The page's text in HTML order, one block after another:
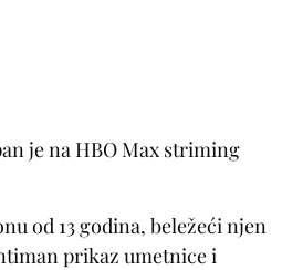
je na HBO Max striming
od 13 godina, beležeći njen
prikaz umetnice i